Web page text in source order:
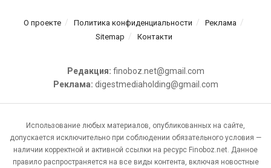
О проекте Политика конфиденциальности
Реклама
Sitemap
Контакти
Редакция: finoboz.net@gmail.com
Реклама: digestmediaholding@gmail.com
Использование любых материалов, опубликованных на сайте,
допускается исключительно при соблюдении обязательного условия —
наличии корректной и активной ссылки на ресурс Finoboz.net. Данное
правило распространяется на все виды контента, включая новостные